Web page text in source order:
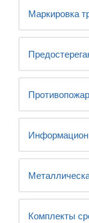
Маркировка
Комплекты